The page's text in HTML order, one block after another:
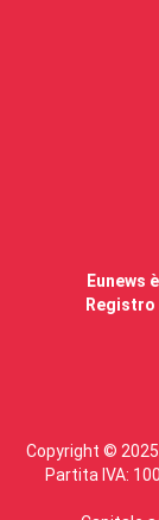
Eunews
Registro
Copyright © 2025
Partita IVA: